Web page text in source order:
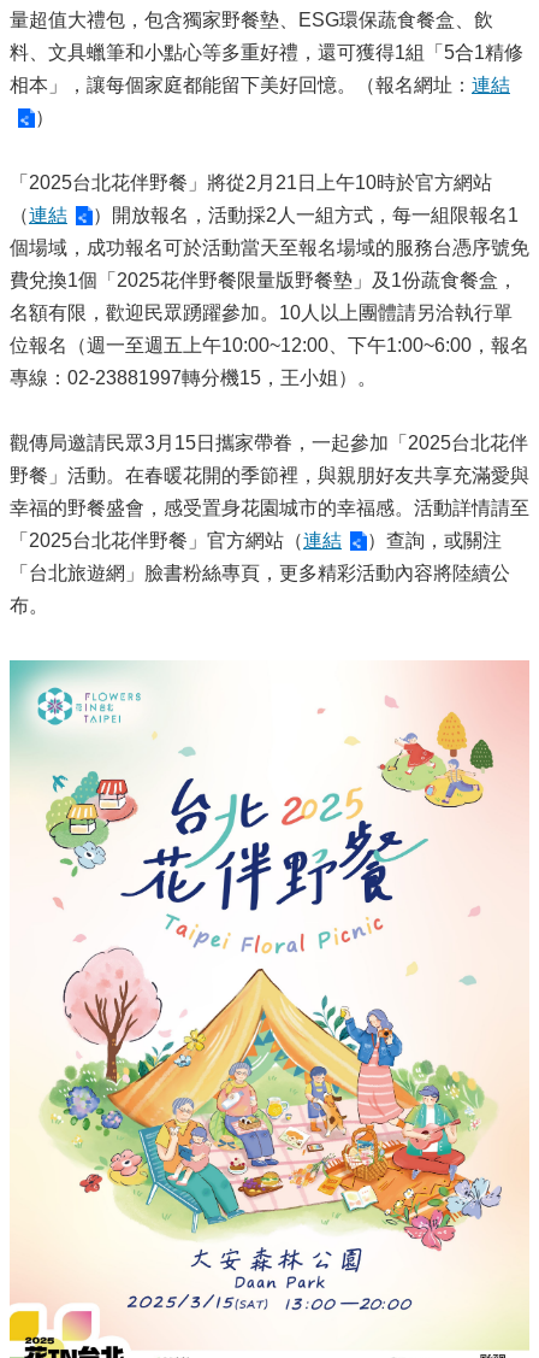
量超值大禮包，包含獨家野餐墊、ESG環保蔬食餐盒、飲
料、文具蠟筆和小點心等多重好禮，還可獲得1組「5合1精修
相本」，讓每個家庭都能留下美好回憶。（報名網址： 連結
）
「2025台北花伴野餐」將從2月21日上午10時於官方網站
（連結
）開放報名，活動採2人一組方式，每一組限報名1
個場域，成功報名可於活動當天至報名場域的服務台憑序號免
費兌換1個「2025花伴野餐限量版野餐墊」及1份蔬食餐盒，
名額有限，歡迎民眾踴躍參加。10人以上團體請另洽執行單
位報名（週一至週五上午10:00~12:00、下午1:00~6:00，報名
專線：02-23881997轉分機15，王小姐）。
觀傳局邀請民眾3月15日攜家帶眷，一起參加「2025台北花伴
野餐」活動。在春暖花開的季節裡，與親朋好友共享充滿愛與
幸福的野餐盛會，感受置身花園城市的幸福感。活動詳情請至
「2025台北花伴野餐」官方網站（連結
）查詢，或關注
「台北旅遊網」臉書粉絲專頁，更多精彩活動內容將陸續公
布。